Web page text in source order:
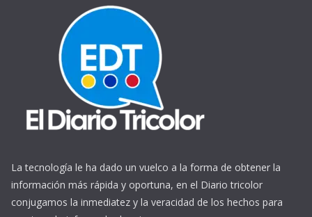
La tecnología le ha dado un vuelco a la forma de obtener la
información más rápida y oportuna, en el Diario tricolor
conjugamos la inmediatez y la veracidad de los hechos para